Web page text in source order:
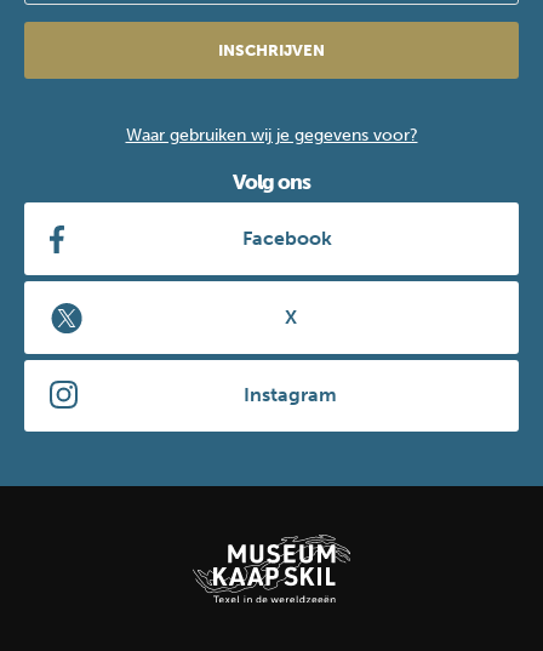
INSCHRIJVEN
Waar gebruiken wij je gegevens voor?
Volg ons
Facebook
X
Instagram